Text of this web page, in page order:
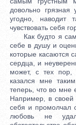
довольно
угодно, наводит
чувствовать себя
Как будто я сам
себе в душу и
которые касаются
сердца, и
может, с тех
казался мне
теперь, что во мне
Например, в своей
себя и промолчал
любовь не